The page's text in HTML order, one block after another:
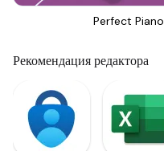
Perfect Piano
Рекомендация редактора